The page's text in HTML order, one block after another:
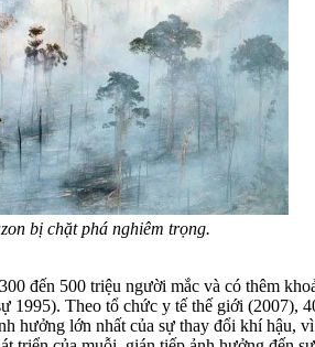
bị chặt phá nghiêm trọng.
đến 500 triệu người mắc và có thêm
Theo tổ chức y tế thế giới (2007),
hưởng lớn nhất của sự thay đổi khí